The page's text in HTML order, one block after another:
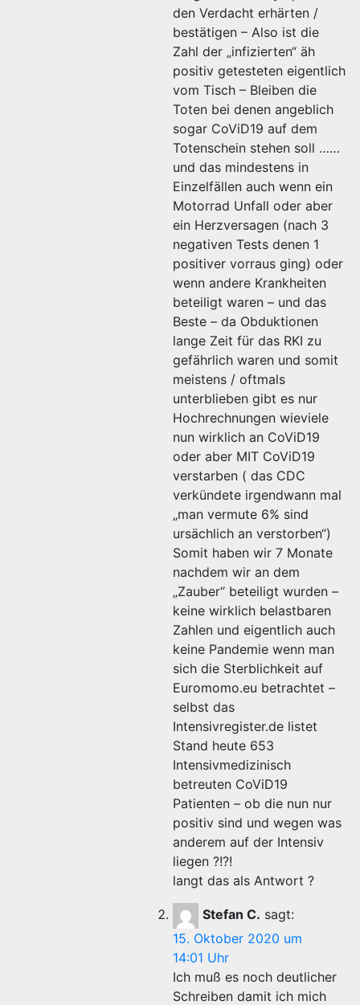
den Verdacht erhärten /
bestätigen – Also ist die
Zahl der „infizierten“ äh
positiv getesteten eigentlich
vom Tisch – Bleiben die
Toten bei denen angeblich
sogar CoViD19 auf dem
Totenschein stehen soll ……
und das mindestens in
Einzelfällen auch wenn ein
Motorrad Unfall oder aber
ein Herzversagen (nach 3
negativen Tests denen 1
positiver vorraus ging) oder
wenn andere Krankheiten
beteiligt waren – und das
Beste – da Obduktionen
lange Zeit für das RKI zu
gefährlich waren und somit
meistens / oftmals
unterblieben gibt es nur
Hochrechnungen wieviele
nun wirklich an CoViD19
oder aber MIT CoViD19
verstarben ( das CDC
verkündete irgendwann mal
„man vermute 6% sind
ursächlich an verstorben“)
Somit haben wir 7 Monate
nachdem wir an dem
„Zauber“ beteiligt wurden –
keine wirklich belastbaren
Zahlen und eigentlich auch
keine Pandemie wenn man
sich die Sterblichkeit auf
Euromomo.eu betrachtet –
selbst das
Intensivregister.de listet
Stand heute 653
Intensivmedizinisch
betreuten CoViD19
Patienten – ob die nun nur
positiv sind und wegen was
anderem auf der Intensiv
liegen ?!?!
langt das als Antwort ?
Stefan C. sagt:
15. Oktober 2020 um
14:01 Uhr
Ich muß es noch deutlicher
Schreiben damit ich mich